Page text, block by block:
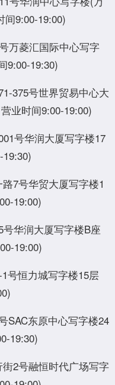
间9:00-19:00)
万菱汇国际中心写字
9:00-19:30)
375号世界贸易中心大
业时间9:00-19:00)
号华润大厦写字楼17
7号华贸大厦写字楼1
19:00)
华润大厦写字楼B座
19:00)
号恒力城写字楼15层
SAC东原中心写字楼24
19:30)
2号融恒时代广场写字